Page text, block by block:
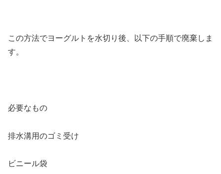
この方法でヨーグルトを水切り後、以下の手順で廃棄しま
す。
必要なもの
排水溝用のゴミ受け
ビニール袋